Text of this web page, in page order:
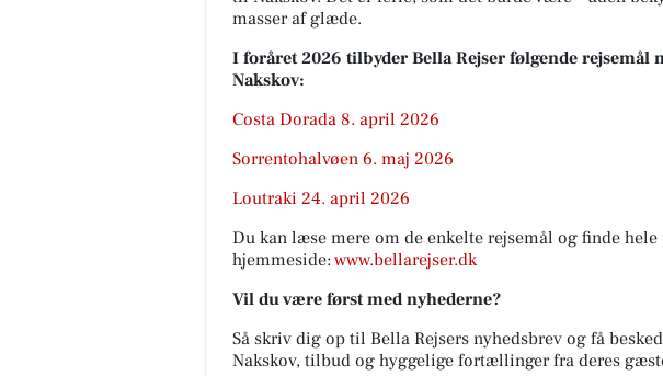
masser af glæde.
I foråret 2026 tilbyder Bella Rejser følgende rejsemål
Nakskov:
Costa Dorada 8. april 2026
Sorrentohalvøen 6. maj 2026
Loutraki 24. april 2026
Du kan læse mere om de enkelte rejsemål og finde
hjemmeside: www.bellarejser.dk
Vil du være først med nyhederne?
Så skriv dig op til Bella Rejsers nyhedsbrev og få
Nakskov, tilbud og hyggelige fortællinger fra deres